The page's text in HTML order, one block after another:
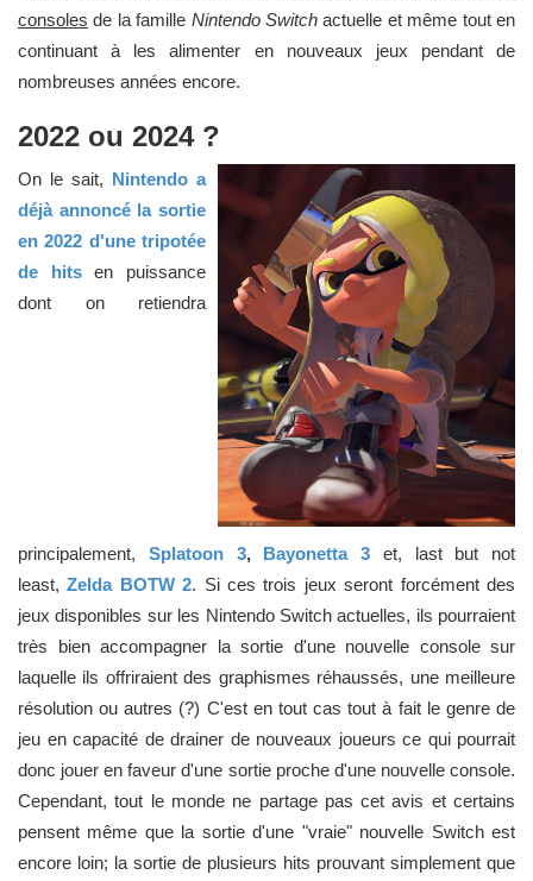
consoles de la famille Nintendo Switch actuelle et même tout en
continuant à les alimenter en nouveaux jeux pendant de
nombreuses années encore.
2022 ou 2024 ?
On le sait, Nintendo a
déjà annoncé la sortie
en 2022 d'une tripotée
de hitsen puissance
dont on retiendra
principalement, Splatoon 3, Bayonetta 3
et, last but not
least,Zelda BOTW 2. Si ces trois jeux seront forcément des
jeux disponibles sur les Nintendo Switch actuelles, ils pourraient
très bien accompagner la sortie d'une nouvelle console sur
laquelle ils offriraient des graphismes réhaussés, une meilleure
résolution ou autres (?) C'est en tout cas tout à fait le genre de
jeu en capacité de drainer de nouveaux joueurs ce qui pourrait
donc jouer en faveur d'une sortie proche d'une nouvelle console.
Cependant, tout le monde ne partage pas cet avis et certains
pensent même que la sortie d'une "vraie" nouvelle Switch est
encore loin; la sortie de plusieurs hits prouvant simplement que